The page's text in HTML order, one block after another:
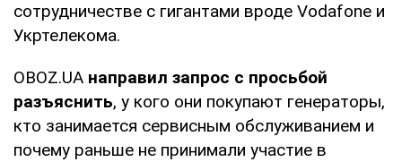
сотрудничестве с гигантами вроде Vodafone и
Укртелекома.
OBOZ.UA направил запрос с просьбой
разъяснить, у кого они покупают генераторы,
кто занимается сервисным обслуживанием и
почему раньше не принимали участие в